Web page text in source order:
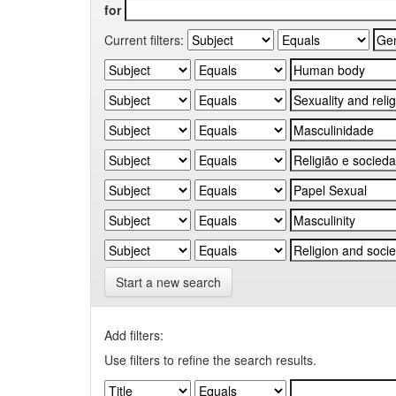
for
Current filters:
Start a new search
Add filters:
Use filters to refine the search results.